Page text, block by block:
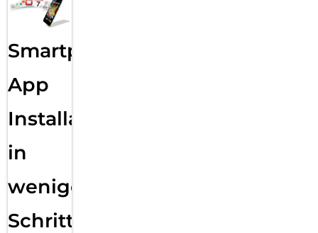
Smartphone
App
Installation
in
wenigen
Schritten